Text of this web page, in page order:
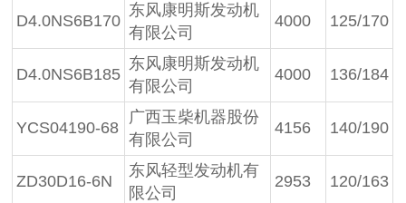
D4.0NS6B170
东风康明斯发动机
有限公司
4000 125/170
D4.0NS6B185
东风康明斯发动机
有限公司
4000 136/184
YCS04190-68
广西玉柴机器股份
有限公司
4156 140/190
ZD30D16-6N
东风轻型发动机有
限公司
2953 120/163